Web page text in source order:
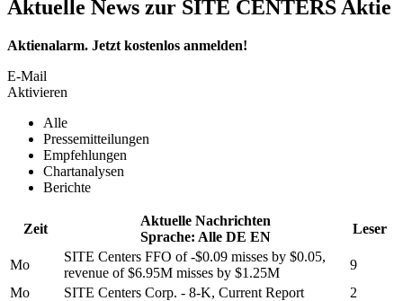
Aktuelle News zur SITE CENTERS Aktie
Aktienalarm. Jetzt kostenlos anmelden!
E-Mail
Aktivieren
Alle
Pressemitteilungen
Empfehlungen
Chartanalysen
Berichte
Zeit
Aktuelle Nachrichten
Sprache: Alle DE EN
Leser
Mo
SITE Centers FFO of -$0.09 misses by $0.05,
revenue of $6.95M misses by $1.25M
9
Mo
SITE Centers Corp. - 8-K, Current Report
2